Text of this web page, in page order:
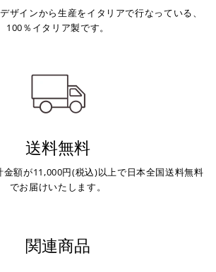
ザインから生産をイタリアで行なっている、
100％イタリア製です。
送料無料
金額が11,000円(税込)以上で日本全国送料無料
でお届けいたします。
関連商品